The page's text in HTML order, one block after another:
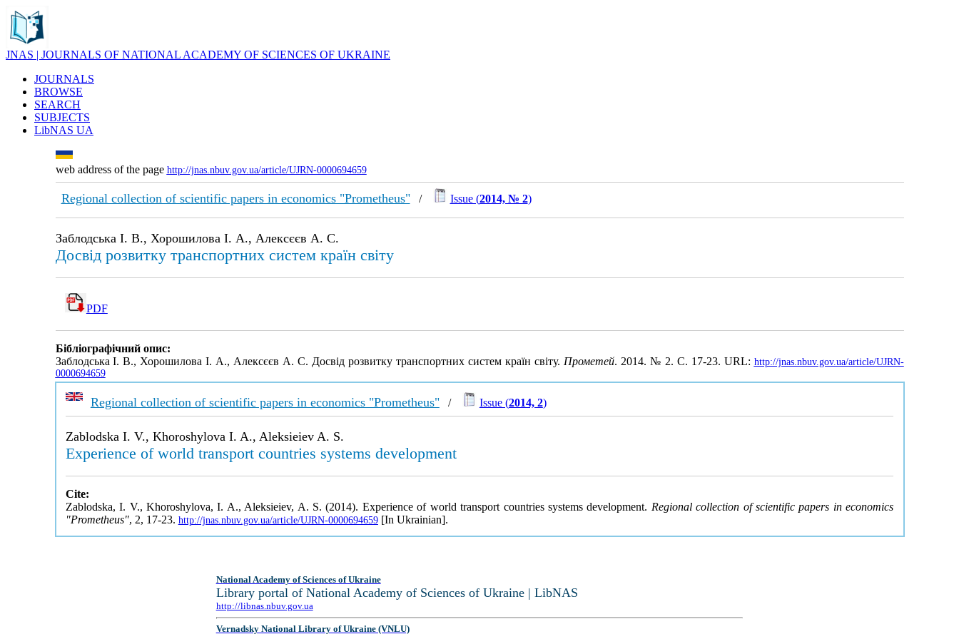
JNAS | JOURNALS OF NATIONAL ACADEMY OF SCIENCES OF UKRAINE
JOURNALS
BROWSE
SEARCH
SUBJECTS
LibNAS UA
web address of the page http://jnas.nbuv.gov.ua/article/UJRN-0000694659
Regional collection of scientific papers in economics "Prometheus"/ Issue (2014, № 2)
Заблодська І. В., Хорошилова І. А., Алексєєв А. С.
Досвід розвитку транспортних систем країн світу
PDF
Бібліографічний опис:
Заблодська І. В., Хорошилова І. А., Алексєєв А. С. Досвід розвитку транспортних систем країн світу. Прометей. 2014. № 2. С. 17-23. URL: http://jnas.nbuv.gov.ua/article/UJRN-
0000694659
Regional collection of scientific papers in economics "Prometheus"/ Issue (2014, 2)
Zablodska I. V., Khoroshylova I. A., Aleksieiev A. S.
Experience of world transport countries systems development
Cite:
Zablodska, I. V., Khoroshylova, I. A., Aleksieiev, A. S. (2014). Experience of world transport countries systems development. Regional collection of scientific papers in economics
"Prometheus", 2, 17-23. http://jnas.nbuv.gov.ua/article/UJRN-0000694659[In Ukrainian].
National Academy of Sciences of Ukraine
Library portal of National Academy of Sciences of Ukraine | LibNAS
http://libnas.nbuv.gov.ua
Vernadsky National Library of Ukraine (VNLU)